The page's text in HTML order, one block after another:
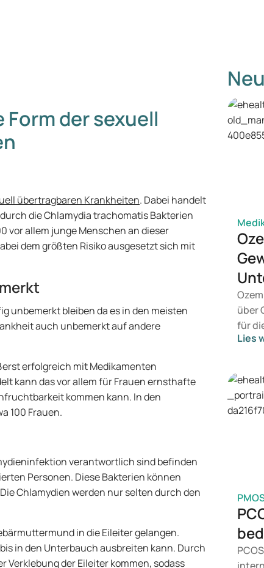
der sexuell
übertragbaren Krankheiten. Dabei handelt
die Chlamydia trachomatis Bakterien
vor allem junge Menschen an dieser
dem größten Risiko ausgesetzt sich mit
unbemerkt bleiben da es in den meisten
auch unbemerkt auf andere
erfolgreich mit Medikamenten
kann das vor allem für Frauen ernsthafte
kommen kann. In den
100 Frauen.
verantwortlich sind befinden
Personen. Diese Bakterien können
Chlamydien werden nur selten durch den
in die Eileiter gelangen.
in den Unterbauch ausbreiten kann. Durch
Verklebung der Eileiter kommen, sodass
über
für
ist,
Lies